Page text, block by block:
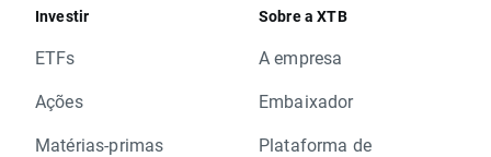
Investir
ETFs
Ações
Matérias-primas
Sobre a XTB
A empresa
Embaixador
Plataforma de